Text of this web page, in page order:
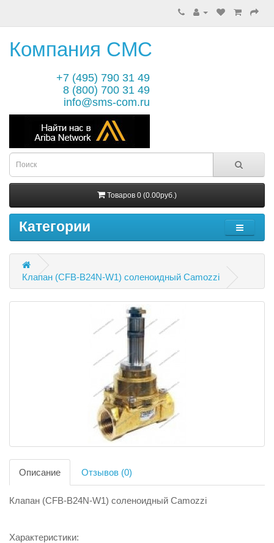
Компания СМС
+7 (495) 790 31 49
8 (800) 700 31 49
info@sms-com.ru
Товаров 0 (0.00руб.)
Категории
Клапан (CFB-B24N-W1) соленоидный Camozzi
Описание Отзывов (0)
Клапан (CFB-B24N-W1) соленоидный Camozzi
Характеристики: